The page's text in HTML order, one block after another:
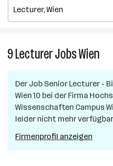
9LecturerJobsWien
in
Der Job Senior Lecturer -
Wien 10 bei der Firma
Wissenschaften Campus
leider nicht mehr
Firmenprofil anzeigen